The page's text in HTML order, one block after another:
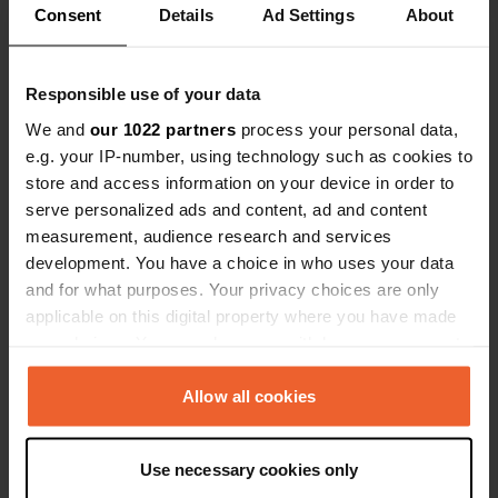
Consent Details Ad Settings About
Responsible use of your data
We and our 1022 partners process your personal data,
e.g. your IP-number, using technology such as cookies to
store and access information on your device in order to
serve personalized ads and content, ad and content
measurement, audience research and services
development. You have a choice in who uses your data
and for what purposes. Your privacy choices are only
applicable on this digital property where you have made
any time from the Cookie Declaration or by clicking on
the Privacy trigger icon.
Collect information about your geographical location
Allow all cookies
Use necessary cookies only
pas de toilettes ici.Voir tous les 5 avis
Contact
Emplacement
68° 8' 58" N 13° 30' 23" E
68.1493182 13.5063097